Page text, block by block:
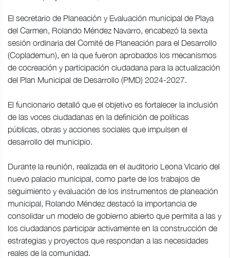
El secretario de Planeación y Evaluación municipal de Playa
del Carmen, Rolando Méndez Navarro, encabezó la sexta
sesión ordinaria del Comité de Planeación para el Desarrollo
(Coplademun), en la que fueron aprobados los mecanismos
de cocreación y participación ciudadana para la actualización
del Plan Municipal de Desarrollo (PMD) 2024-2027.
El funcionario detalló que el objetivo es fortalecer la inclusión
de las voces ciudadanas en la definición de políticas
públicas, obras y acciones sociales que impulsen el
desarrollo del municipio.
Durante la reunión, realizada en el auditorio Leona Vicario del
nuevo palacio municipal, como parte de los trabajos de
seguimiento y evaluación de los instrumentos de planeación
municipal, Rolando Méndez destacó la importancia de
consolidar un modelo de gobierno abierto que permita a las y
los ciudadanos participar activamente en la construcción de
estrategias y proyectos que respondan a las necesidades
reales de la comunidad.